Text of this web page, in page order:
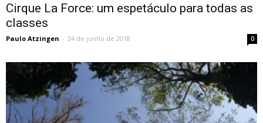
Cirque La Force: um espetáculo para todas as
classes
Paulo Atzingen - 24 de junho de 2018 0